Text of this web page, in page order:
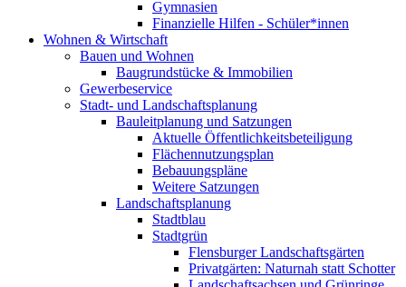
Gymnasien
Finanzielle Hilfen - Schüler*innen
Wohnen & Wirtschaft
Bauen und Wohnen
Baugrundstücke & Immobilien
Gewerbeservice
Stadt- und Landschaftsplanung
Bauleitplanung und Satzungen
Aktuelle Öffentlichkeitsbeteiligung
Flächennutzungsplan
Bebauungspläne
Weitere Satzungen
Landschaftsplanung
Stadtblau
Stadtgrün
Flensburger Landschaftsgärten
Privatgärten: Naturnah statt Schotter